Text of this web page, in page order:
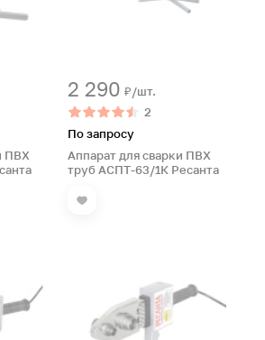
ПВХ
2 290 ₽/шт.
2
По запросу
Аппарат для сварки ПВХ
труб АСПТ-63/1К Ресанта